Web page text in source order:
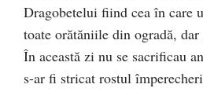
Dragobetelui fiind cea în care
toate orătăniile din ogradă,
În această zi nu se sacrificau
s-ar fi stricat rostul